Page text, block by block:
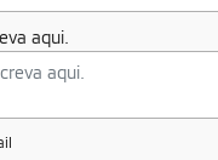
aqui.